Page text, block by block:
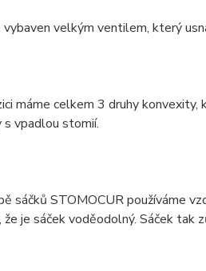
vybaven velkým ventilem, který
máme celkem 3 druhy
s vpadlou stomií.
sáčků STOMOCUR používáme
že je sáček voděodolný. Sáček